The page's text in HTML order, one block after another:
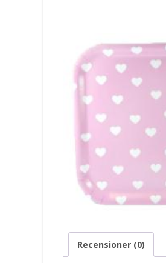
Recensioner (0)